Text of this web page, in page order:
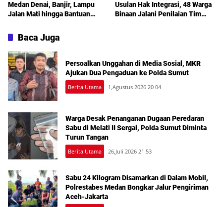
Medan Denai, Banjir, Lampu
Jalan Mati hingga Bantuan
Sosperda Kemiskinan
Usulan Hak Integrasi, 48 Warga
Binaan Jalani Penilaian Tim
Baca Juga
Persoalkan Unggahan di Media Sosial, MKR
Ajukan Dua Pengaduan ke Polda Sumut
Berita Utama 1,Agustus 2026 20 04
Warga Desak Penanganan Dugaan Peredaran
Sabu di Melati II Sergai, Polda Sumut Diminta
Turun Tangan
Berita Utama 26,Juli 2026 21 53
Sabu 24 Kilogram Disamarkan di Dalam Mobil,
Polrestabes Medan Bongkar Jalur Pengiriman
Aceh-Jakarta